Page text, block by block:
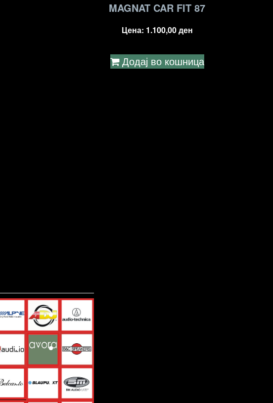
MAGNAT CAR FIT 87
Цена: 1.100,00ден
Додај во кошница